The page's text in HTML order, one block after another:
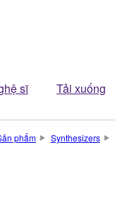
sĩ Tải xuống
phẩm Synthesizers